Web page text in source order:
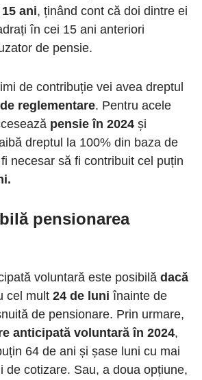
ani, ținând cont că doi dintre ei
în cei 15 ani anteriori
de pensie.
de contribuție vei avea dreptul
reglementare. Pentru acele
pensie în 2024 și
dreptul la 100% din baza de
necesar să fi contribuit cel puțin
pensionarea
voluntară este posibilă dacă
cel mult 24 de luniînainte de
de pensionare. Prin urmare,
anticipată voluntară în 2024,
64 de ani și șase luni cu mai
de cotizare. Sau, a doua opțiune,